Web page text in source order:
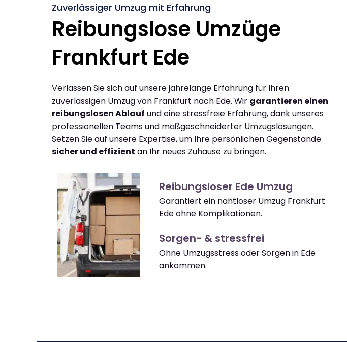
Zuverlässiger Umzug mit Erfahrung
Reibungslose Umzüge
Frankfurt Ede
Verlassen Sie sich auf unsere jahrelange Erfahrung für Ihren
zuverlässigen Umzug von Frankfurt nach Ede. Wir garantieren einen
reibungslosen Ablauf und eine stressfreie Erfahrung, dank unseres
professionellen Teams und maßgeschneiderter Umzugslösungen.
Setzen Sie auf unsere Expertise, um Ihre persönlichen Gegenstände
sicher und effizient an Ihr neues Zuhause zu bringen.
Reibungsloser Ede Umzug
Garantiert ein nahtloser Umzug Frankfurt
Ede ohne Komplikationen.
Sorgen- & stressfrei
Ohne Umzugsstress oder Sorgen in Ede
ankommen.